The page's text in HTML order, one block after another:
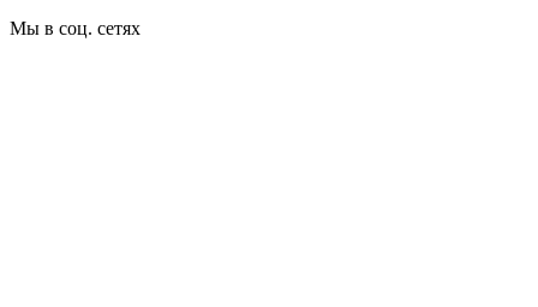
Мы в соц. сетях